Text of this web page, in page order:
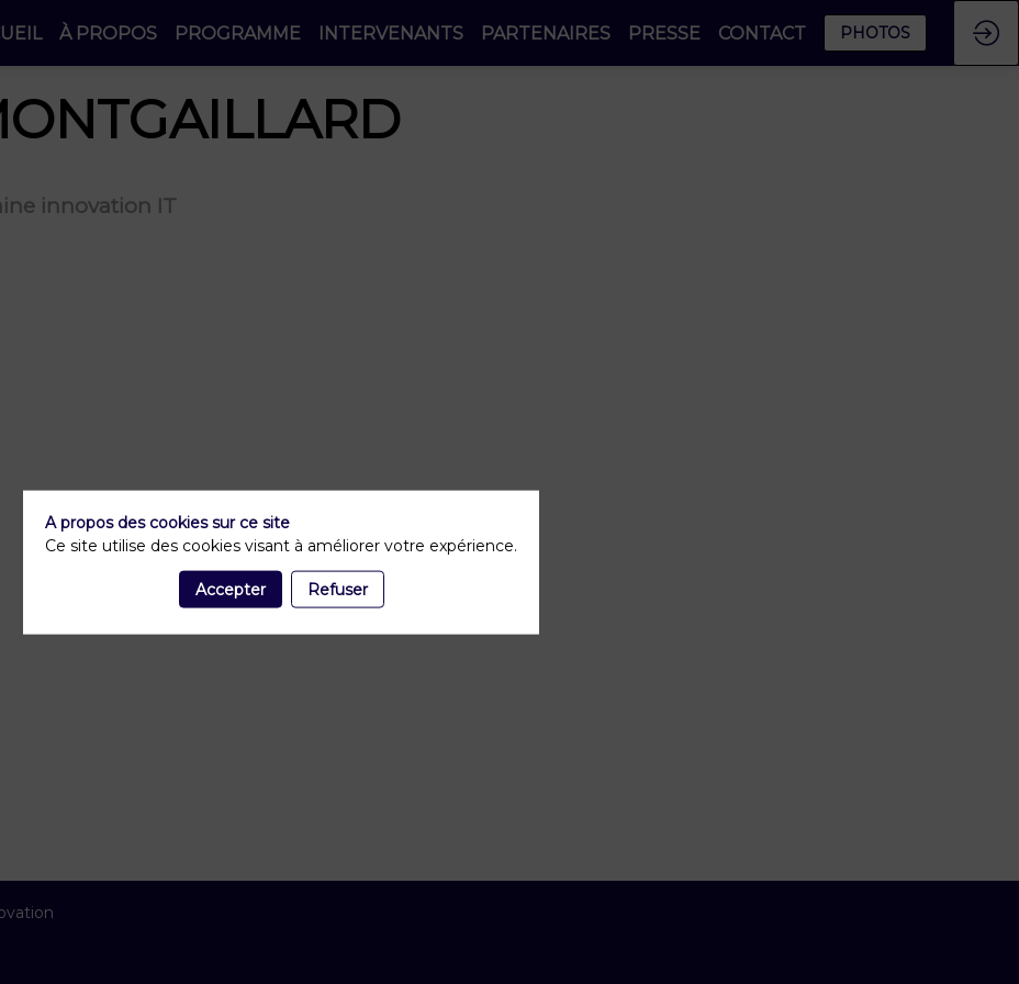
À PROPOS PROGRAMME INTERVENANTS PARTENAIRES PRESSE CONTACT PHOTOS
innovation IT
A propos des cookies sur ce site
Ce site utilise des cookies visant à améliorer votre expérience.
Accepter Refuser